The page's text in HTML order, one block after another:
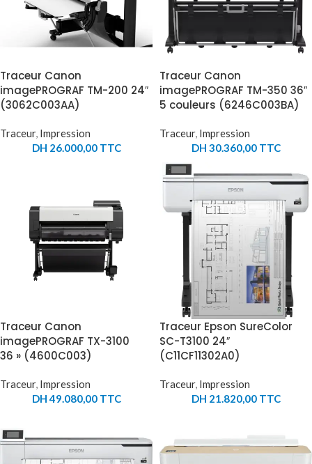
Traceur Canon
imagePROGRAF TM-200 24″
(3062C003AA)
Traceur, Impression
DH 26.000,00TTC
Traceur Canon
imagePROGRAF TM-350 36″
5 couleurs (6246C003BA)
Traceur, Impression
DH 30.360,00TTC
Traceur Canon
imagePROGRAF TX-3100
36 » (4600C003)
Traceur, Impression
DH49.080,00TTC
Traceur Epson SureColor
SC-T3100 24″
(C11CF11302A0)
Traceur, Impression
DH 21.820,00TTC